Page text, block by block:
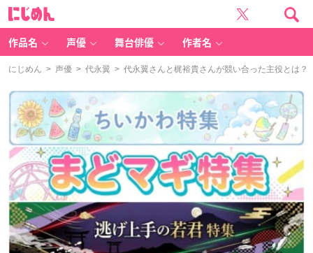
作品名 声優 舞台俳優 作者名
にじめん > 声優 > 代永翼 > 代永翼さんと梶裕貴さんが競い合った主役とは？